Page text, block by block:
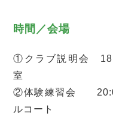
時間／会場
①クラブ説明会
室
②体験練習会
ルコート